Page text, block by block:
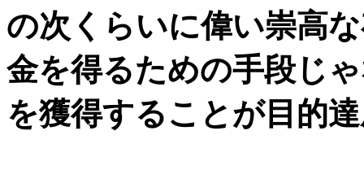
の次くらいに偉い崇高
金を得るための手段じ
を獲得することが目的